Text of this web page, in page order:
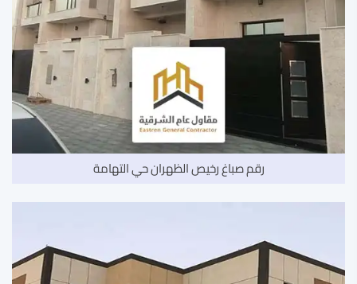
رقم صباغ رخيص الظهران حي التهامة